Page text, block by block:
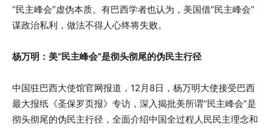
“民主峰会”虚伪本质。有巴西学者也认为，美国借“民主峰会”
谋政治私利，做法不得人心终将失败。
杨万明：美“民主峰会”是彻头彻尾的伪民主行径
中国驻巴西大使馆官网报道，12月8日，杨万明大使接受巴西
最大报纸《圣保罗页报》专访，深入揭批美所谓“民主峰会”是
彻头彻尾的伪民主行径，全面介绍中国全过程人民民主理念和